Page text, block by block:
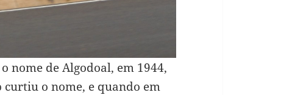
nome de Algodoal, em 1944,
o nome, e quando em